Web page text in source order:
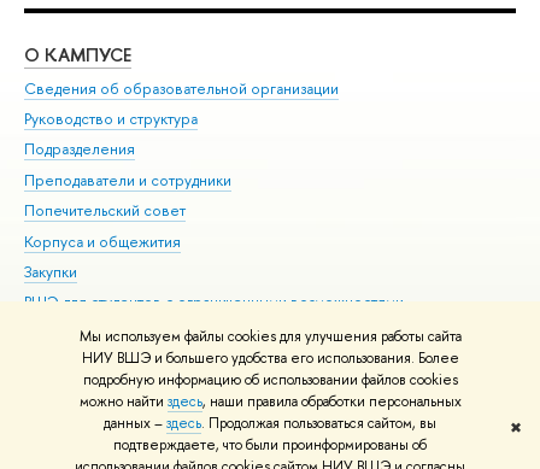
Мы используем файлы cookies для улучшения работы сайта
НИУ ВШЭ и большего удобства его использования. Более
подробную информацию об использовании файлов cookies
можно найти здесь, наши правила обработки персональных
данных –здесь. Продолжая пользоваться сайтом, вы
подтверждаете, что были проинформированы об
✖
О КАМПУСЕ
Сведения об образовательной организации
Руководство и структура
Подразделения
Преподаватели и сотрудники
Попечительский совет
Корпуса и общежития
Закупки
ВШЭ для студентов с ограниченными возможностями
здоровья и инвалидностью
Версия для слабовидящих
Единая платежная страница